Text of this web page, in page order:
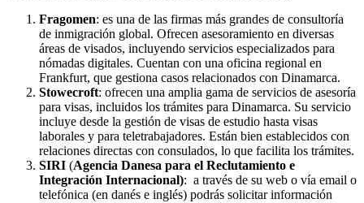
Fragomen: es una de las firmas más grandes de consultoría
de inmigración global. Ofrecen asesoramiento en diversas
áreas de visados, incluyendo servicios especializados para
nómadas digitales. Cuentan con una oficina regional en
Frankfurt, que gestiona casos relacionados con Dinamarca​.
Stowecroft: ofrecen una amplia gama de servicios de asesoría
para visas, incluidos los trámites para Dinamarca. Su servicio
incluye desde la gestión de visas de estudio hasta visas
laborales y para teletrabajadores. Están bien establecidos con
relaciones directas con consulados, lo que facilita los trámites​.
SIRI (Agencia Danesa para el Reclutamiento e
Integración Internacional): a través de su web o vía email o
telefónica (en danés e inglés) podrás solicitar información